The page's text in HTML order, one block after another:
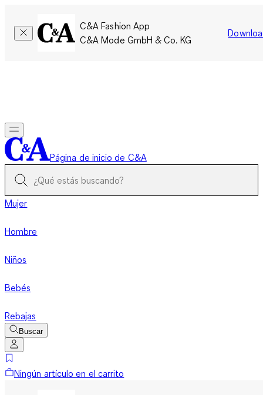
C&A Fashion App
C&A Mode GmbH & Co. KG
Página de inicio de C&A
Mujer
Hombre
Niños
Bebés
Rebajas
Buscar
Ningún artículo en el carrito